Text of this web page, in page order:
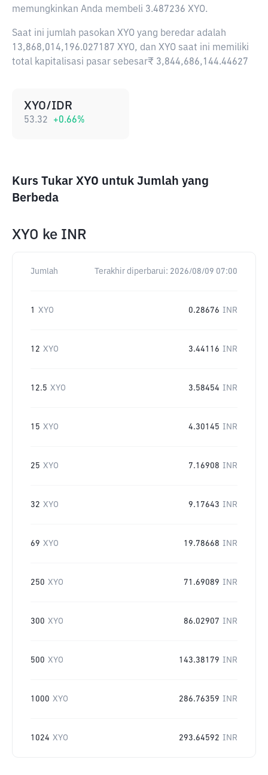
memungkinkan Anda membeli 3.487236 XYO.
Saat ini jumlah pasokan XYO yang beredar adalah
13,868,014,196.027187 XYO, dan XYO saat ini memiliki
total kapitalisasi pasar sebesar₹ 3,844,686,144.44627
XYO/IDR
53.32 +0.66%
Kurs Tukar XYO untuk Jumlah yang
Berbeda
XYO ke INR
Jumlah Terakhir diperbarui: 2026/08/09 07:00
1 XYO 0.28676 INR
12 XYO 3.44116 INR
12.5 XYO 3.58454 INR
15 XYO 4.30145 INR
25 XYO 7.16908 INR
32 XYO 9.17643 INR
69 XYO 19.78668 INR
250 XYO 71.69089 INR
300 XYO 86.02907 INR
500 XYO 143.38179 INR
1000 XYO 286.76359 INR
1024 XYO 293.64592 INR